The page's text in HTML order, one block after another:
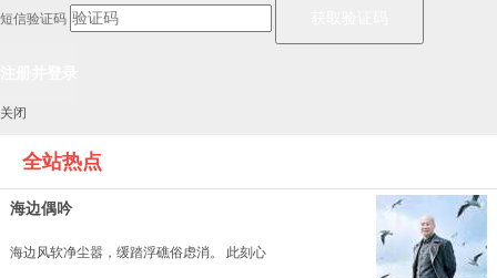
短信验证码
关闭
全站热点
海边偶吟
海边风软净尘嚣，缓踏浮礁俗虑消。 此刻心